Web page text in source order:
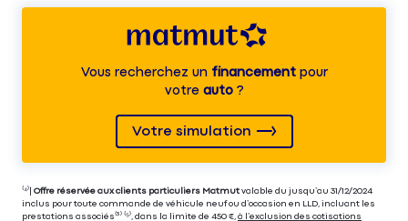
Vous recherchez unfinancementpour
votre auto?
Votre simulation
⁽⁴⁾| Offre réservée aux clients particuliers Matmut valable du jusqu’au 31/12/2024
inclus pour toute commande de véhicule neuf ou d’occasion en LLD, incluant les
prestations associés⁽³⁾ ⁽⁵⁾, dans la limite de 450 €, à l’exclusion des cotisations